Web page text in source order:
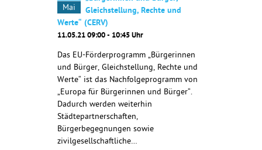
Mai
Gleichstellung, Rechte und
Werte“ (CERV)
11.05.21 09:00 - 10:45 Uhr
Das EU-Förderprogramm „Bürgerinnen
und Bürger, Gleichstellung, Rechte und
Werte“ ist das Nachfolgeprogramm von
„Europa für Bürgerinnen und Bürger“.
Dadurch werden weiterhin
Städtepartnerschaften,
Bürgerbegegnungen sowie
zivilgesellschaftliche…